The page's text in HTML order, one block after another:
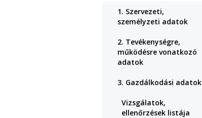
1. Szervezeti,
személyzeti adatok
2. Tevékenységre,
működésre vonatkozó
adatok
3. Gazdálkodási adatok
Vizsgálatok,
ellenőrzések listája